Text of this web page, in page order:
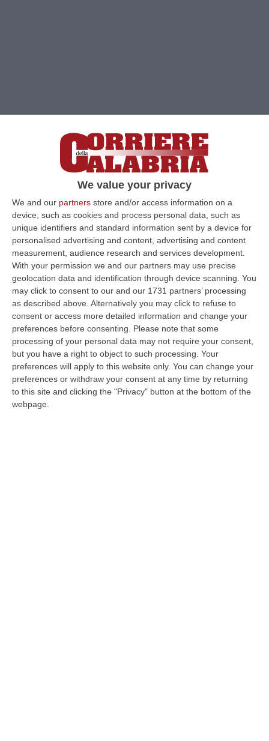
We value your privacy
We and our partners store and/or access information on a
device, such as cookies and process personal data, such as
unique identifiers and standard information sent by a device for
personalised advertising and content, advertising and content
measurement, audience research and services development.
With your permission we and our partners may use precise
geolocation data and identification through device scanning. You
may click to consent to our and our 1731 partners’ processing
as described above. Alternatively you may click to refuse to
consent or access more detailed information and change your
preferences before consenting. Please note that some
processing of your personal data may not require your consent,
but you have a right to object to such processing. Your
preferences will apply to this website only. You can change your
preferences or withdraw your consent at any time by returning
to this site and clicking the "Privacy" button at the bottom of the
webpage.
Clicca e segui “Corriere della Calabria” su Google News
REGGIO CALABRIAGrave episodio delittuoso
questa notte al campo pozzi di fondo Vilardi,
nel quartiere di San Giorgio Extra. Ignoti
hanno sfondato i due varchi di accesso alla
struttura e una volta introdottisi all’interno
dell’area, hanno rubato e danneggiato
diverse attrezzature del campo pozzi che
serve una vasta area del centro cittadino. Sul
posto fin dalle prime ore del mattino è
intervenuto l’assessore alle Manutenzioni del
Comune di Reggio Calabria Rocco Albanese